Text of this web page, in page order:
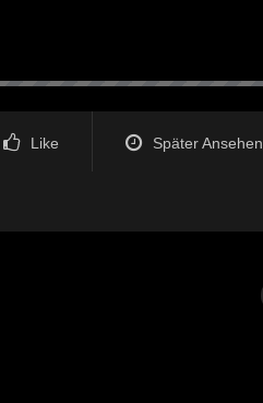
Like Später Ansehen